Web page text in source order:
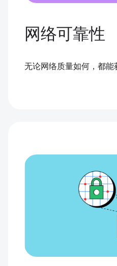
网络可靠性
无论网络质量如何，都能